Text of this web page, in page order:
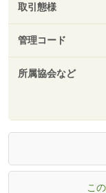
取引態様
管理コード
所属協会など
こ